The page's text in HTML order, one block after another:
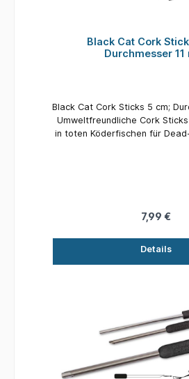
Black Cat Cork
Durchmesser 11
Black Cat Cork Sticks 5 cm;
Umweltfreundliche Cork
in toten Köderfischen für
7,99 €
Details